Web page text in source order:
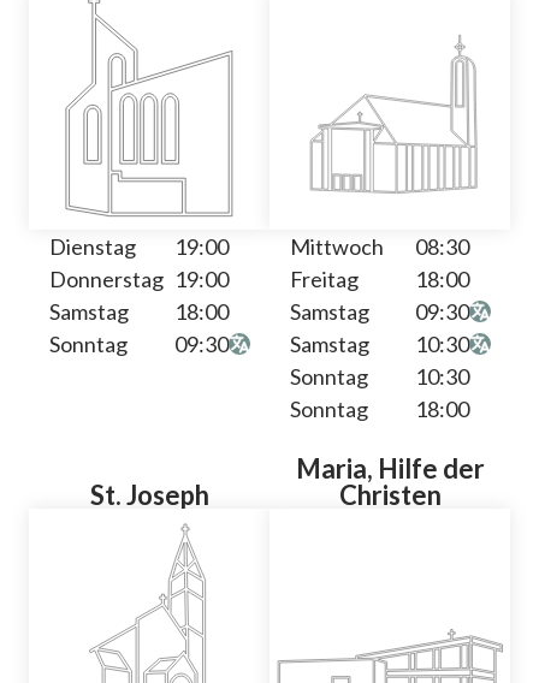
Dienstag
19:00
Donnerstag 19:00
Samstag
18:00
Sonntag
09:30
Mittwoch
08:30
Freitag
18:00
Samstag
09:30
Samstag
10:30
Sonntag
10:30
Sonntag
18:00
St. Joseph
Maria, Hilfe der
Christen